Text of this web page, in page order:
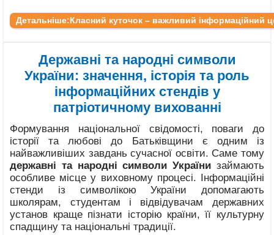
Детальніше:Класний куточок – важливий інформаційний
Державні та народні символи
України: значення, історія та роль
інформаційних стендів у
патріотичному вихованні
Формування національної свідомості, поваги до
історії та любові до Батьківщини є одним із
найважливіших завдань сучасної освіти. Саме тому
державні та народні символи Українизаймають
особливе місце у виховному процесі. Інформаційні
стенди із символікою України допомагають
школярам, студентам і відвідувачам державних
установ краще пізнати історію країни, її культурну
спадщину та національні традиції.